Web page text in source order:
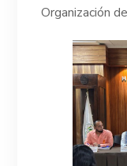
Organización